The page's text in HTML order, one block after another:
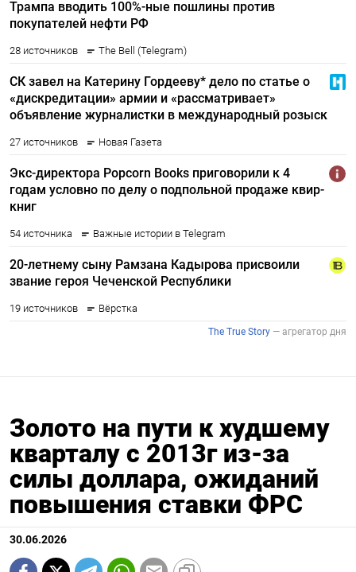
Золото на пути к худшему
кварталу с 2013г из-за
силы доллара, ожиданий
повышения ставки ФРС
30.06.2026